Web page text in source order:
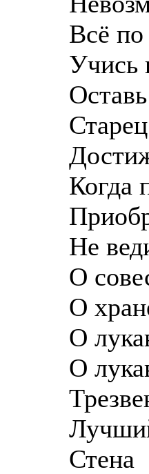
Всё
Учись
Когда
Не
О
О
О
О
Стена